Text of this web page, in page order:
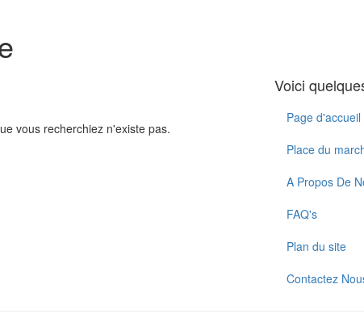
vous recherchiez n'existe pas.
Voici
Page d'accueil
Place du
A Propos De
FAQ's
Plan du site
Contactez